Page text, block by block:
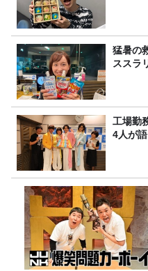
猛暑の
ススラ
工場勤
4人が